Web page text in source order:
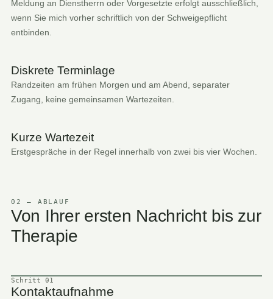
Meldung an Dienstherrn oder Vorgesetzte erfolgt ausschließlich,
wenn Sie mich vorher schriftlich von der Schweigepflicht
entbinden.
Diskrete Terminlage
Randzeiten am frühen Morgen und am Abend, separater
Zugang, keine gemeinsamen Wartezeiten.
Kurze Wartezeit
Erstgespräche in der Regel innerhalb von zwei bis vier Wochen.
02 — ABLAUF
Von Ihrer ersten Nachricht bis zur
Therapie
Schritt 01
Kontaktaufnahme